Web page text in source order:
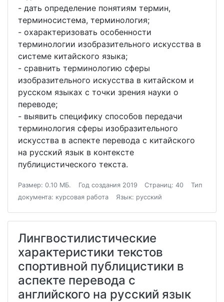
- дать определение понятиям термин,
терминосистема, терминология;
- охарактеризовать особенности
терминологии изобразительного искусства в
системе китайского языка;
- сравнить терминологию сферы
изобразительного искусства в китайском и
русском языках с точки зрения науки о
переводе;
- выявить специфику способов передачи
терминология сферы изобразительного
искусства в аспекте перевода с китайского
на русский язык в контексте
публицистического текста.
Размер: 0.10 МБ. Год создания 2019 Страниц: 40
Тип
документа: курсовая работа
Язык: русский
Лингвостилистические
характеристики текстов
спортивной публицистики в
аспекте перевода с
английского на русский язык